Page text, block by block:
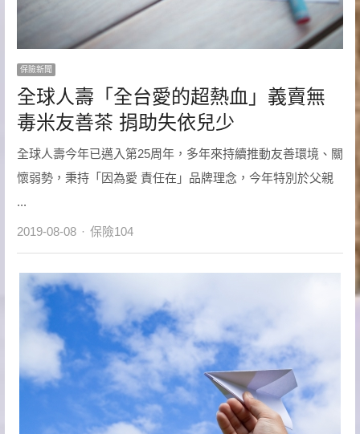
保險新聞
全球人壽「全台愛的超熱血」義賣無
毒米友善茶 捐助失依兒少
全球人壽今年已邁入第25周年，多年來持續推動友善環境、關
懷弱勢，秉持「因為愛 責任在」品牌理念，今年特別於父親
...
2019-08-08 Author
保險104